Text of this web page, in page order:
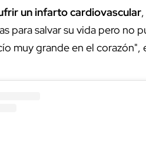
un infarto cardiovascular
para salvar su vida pero no
muy grande en el corazón",